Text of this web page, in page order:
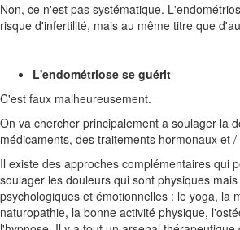
Non, ce n'est pas systématique.
risque d'infertilité, mais au même titre que
L'endométriose se guérit
C'est faux malheureusement.
On va chercher principalement a soulager la
médicaments, des traitements hormonaux et
Il existe des approches complémentaires qui
soulager les douleurs qui sont physiques
psychologiques et émotionnelles : le yoga, la
naturopathie, la bonne activité physique,